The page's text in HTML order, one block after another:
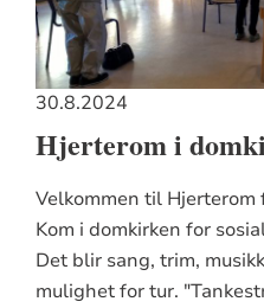
30.8.2024
Hjerterom i
Velkommen til
Kom i domkirken for
Det blir sang, trim,
mulighet for tur.